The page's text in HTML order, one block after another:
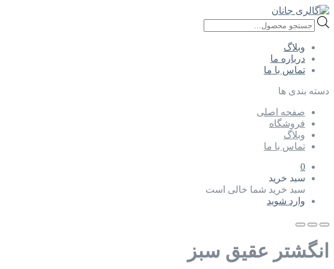
Products
search
وبلاگ
درباره ما
تماس با ما
دسته بندی ها
صفحه اصلی
فروشگاه
وبلاگ
تماس با ما
0
سبد خرید
سبد خرید شما خالی است
وارد شوید
انگشتر عقیق سبز